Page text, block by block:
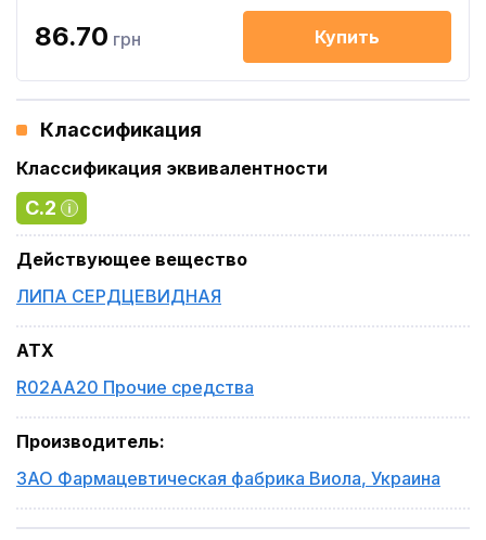
86.70 грн Купить
Классификация
Классификация эквивалентности
C.2
Действующее вещество
ЛИПА СЕРДЦЕВИДНАЯ
ATX
R02AA20 Прочие средства
Производитель:
ЗАО Фармацевтическая фабрика Виола, Украина